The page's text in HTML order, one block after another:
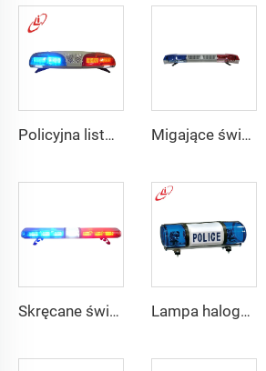
Policyjna listwa świetlna z wyświetlaczem LED/fluorescencyjnym Migające światło alarmowe z głośnikiem syreny
Skręcane światło LED w kształcie okrągu Lampa halogenowa dla policji, obracające się światło, mini bar z oświetleniem